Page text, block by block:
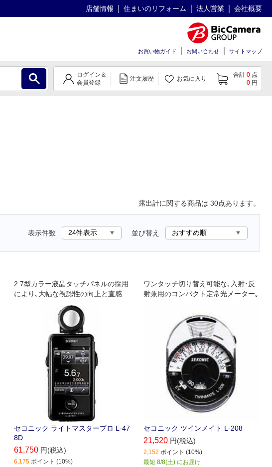
店舗情報 住まいのリフォーム 法人営業 会社概要
お買い物ガイド お問い合わせ サイトマップ
ログイン＆
会員登録
注文履歴 お気に入り
合計 0 点
0 円
露出計に関する商品は 30点あります。
表示件数 並び替え
2.7型カラー液晶タッチパネルの採用
により､大幅な視認性の向上と直感的
な操作を実現｡ バージョンアップし
たカメラ露出プロファイル機能を搭
載し､より高精度な露出測定が可能で
セコニック ライトマスタープロ L-47
8D
61,750 円(税込)
6,175 ポイント (10%)
ワンタッチ切り替え可能な､入射･反
射兼用のコンパクト定常光メーター｡
セコニック ツインメイト L-208
21,520 円(税込)
2,152 ポイント (10%)
最短 8/8(土) にお届け